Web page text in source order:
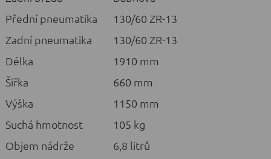
Přední pneumatika
130/60 ZR-13
Zadní pneumatika
130/60 ZR-13
Délka
1910 mm
Šířka
660 mm
Výška
1150 mm
Suchá hmotnost
105 kg
Objem nádrže
6,8 litrů